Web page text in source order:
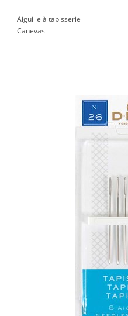
Aiguille à tapisserie
Canevas